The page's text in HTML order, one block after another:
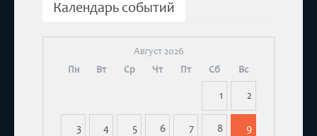
Календарь событий
Август 2026
Пн
Вт Ср Чт Пт Сб Вс
1 2
3 4 5 6 7 8 9